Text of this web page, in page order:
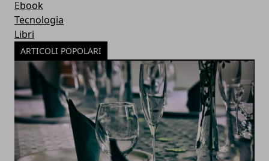
Ebook
Tecnologia
Libri
ARTICOLI POPOLARI